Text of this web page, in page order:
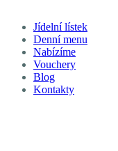
Jídelní lístek
Denní menu
Nabízíme
Vouchery
Blog
Kontakty